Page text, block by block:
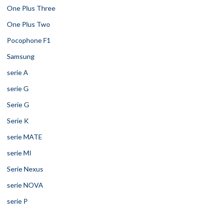
One Plus Three
One Plus Two
Pocophone F1
Samsung
serie A
serie G
Serie G
Serie K
serie MATE
serie MI
Serie Nexus
serie NOVA
serie P